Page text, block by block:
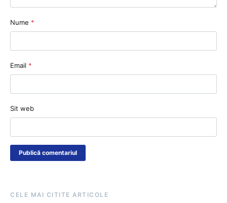
Nume *
Email *
Sit web
CELE MAI CITITE ARTICOLE